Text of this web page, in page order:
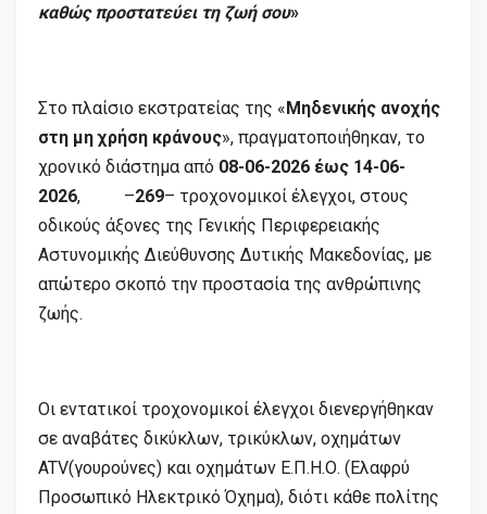
καθώς προστατεύει τη ζωή σου»
Στο πλαίσιο εκστρατείας της «Μηδενικής ανοχής
στη μη χρήση κράνους», πραγματοποιήθηκαν, το
χρονικό διάστημα από 08-06-2026 έως 14-06-
2026, –269– τροχονομικοί έλεγχοι, στους
οδικούς άξονες της Γενικής Περιφερειακής
Αστυνομικής Διεύθυνσης Δυτικής Μακεδονίας, με
απώτερο σκοπό την προστασία της ανθρώπινης
ζωής.
Οι εντατικοί τροχονομικοί έλεγχοι διενεργήθηκαν
σε αναβάτες δικύκλων, τρικύκλων, οχημάτων
ATV(γουρούνες) και οχημάτων Ε.Π.Η.Ο. (Ελαφρύ
Προσωπικό Ηλεκτρικό Όχημα), διότι κάθε πολίτης